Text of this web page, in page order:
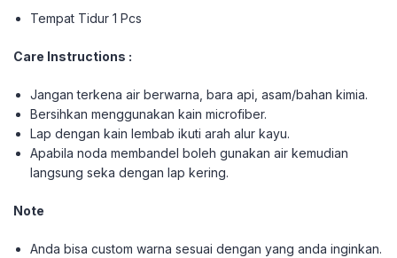
Tempat Tidur 1 Pcs
Care Instructions :
Jangan terkena air berwarna, bara api, asam/bahan kimia.
Bersihkan menggunakan kain microfiber.
Lap dengan kain lembab ikuti arah alur kayu.
Apabila noda membandel boleh gunakan air kemudian
langsung seka dengan lap kering.
Note
Anda bisa custom warna sesuai dengan yang anda inginkan.